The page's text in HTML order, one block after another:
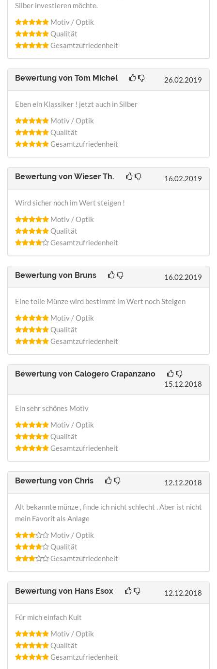
Silber investieren möchte.
Motiv / Optik
Qualität
Gesamtzufriedenheit
Bewertung von Tom Michel 26.02.2019
Eben ein Klassiker ! jetzt auch in Silber
Motiv / Optik
Qualität
Gesamtzufriedenheit
Bewertung von Wieser Th. 16.02.2019
Wird sicher noch im Wert steigen !
Motiv / Optik
Qualität
Gesamtzufriedenheit
Bewertung von Bruns 16.02.2019
Eine tolle Münze wird bestimmt im Wert noch Steigen
Motiv / Optik
Qualität
Gesamtzufriedenheit
Bewertung von Calogero Crapanzano
15.12.2018
Ein sehr schönes Motiv
Motiv / Optik
Qualität
Gesamtzufriedenheit
Bewertung von Chris 12.12.2018
Alt bekannte münze , finde ich nicht schlecht . Aber ist nicht
mein Favorit als Anlage
Motiv / Optik
Qualität
Gesamtzufriedenheit
Bewertung von Hans Esox 12.12.2018
Für mich einfach Kult
Motiv / Optik
Qualität
Gesamtzufriedenheit